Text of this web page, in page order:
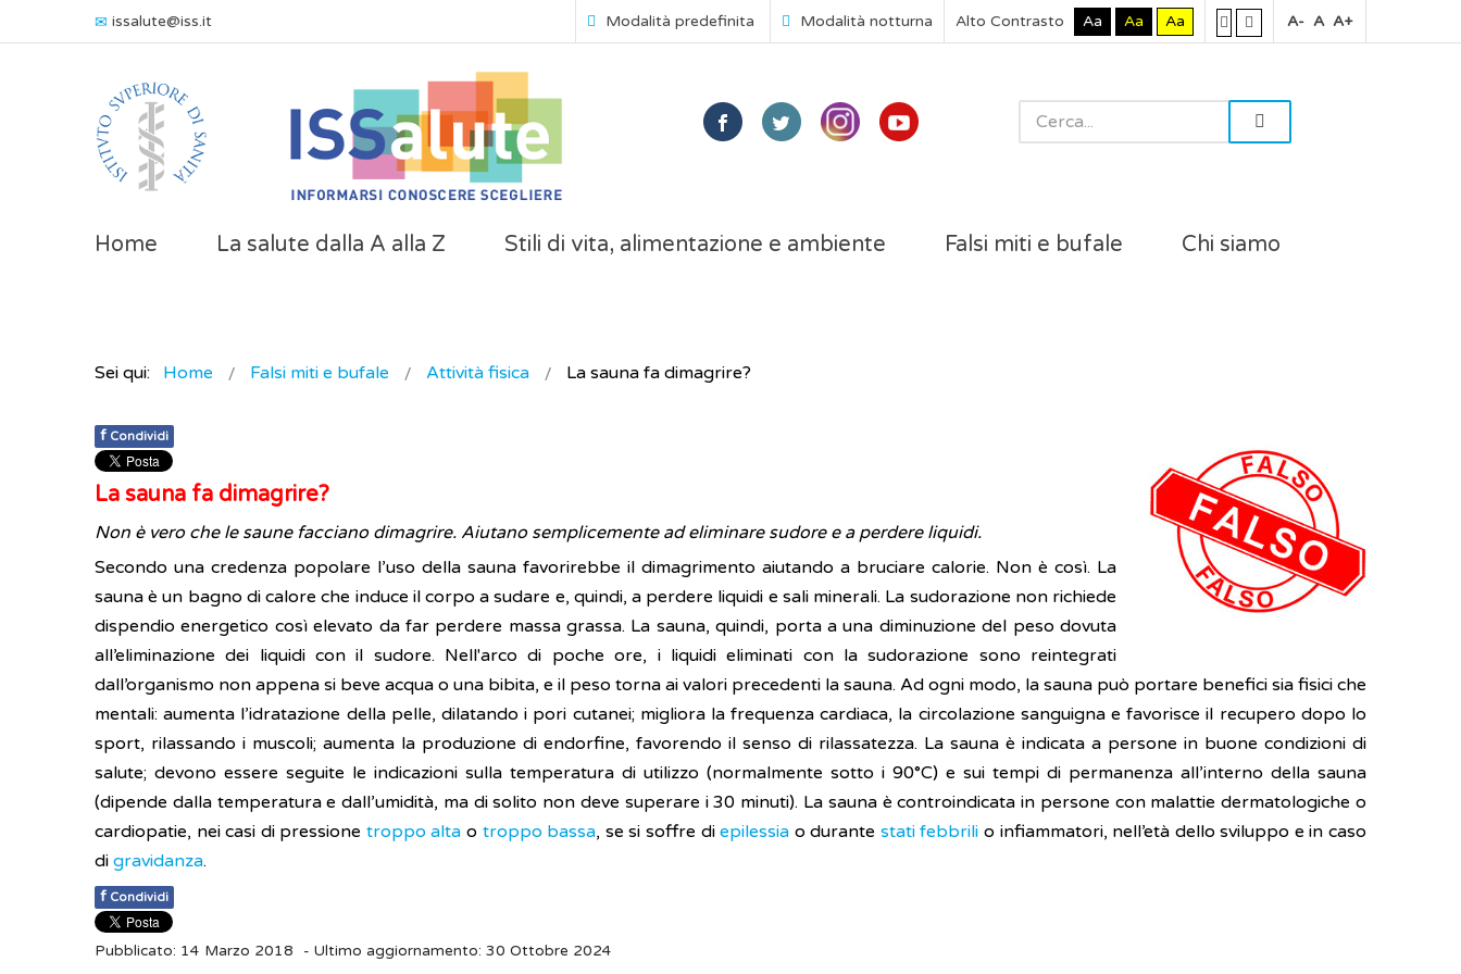
issalute@iss.it Modalità predefinita Modalità notturna Alto Contrasto Aa Aa Aa A- A A+
Home La salute dalla A alla Z Stili di vita, alimentazione e ambiente Falsi miti e bufale Chi siamo
Sei qui: Home Falsi miti e bufale Attività fisica La sauna fa dimagrire?
f Condividi
La sauna fa dimagrire?
Non è vero che le saune facciano dimagrire. Aiutano semplicemente ad eliminare sudore e a perdere liquidi.
Secondo una credenza popolare l’uso della sauna favorirebbe il dimagrimento aiutando a bruciare calorie. Non è così. La
sauna è un bagno di calore che induce il corpo a sudare e, quindi, a perdere liquidi e sali minerali. La sudorazione non richiede
dispendio energetico così elevato da far perdere massa grassa. La sauna, quindi, porta a una diminuzione del peso dovuta
all’eliminazione dei liquidi con il sudore. Nell'arco di poche ore, i liquidi eliminati con la sudorazione sono reintegrati
dall’organismo non appena si beve acqua o una bibita, e il peso torna ai valori precedenti la sauna. Ad ogni modo, la sauna può portare benefici sia fisici che
mentali: aumenta l’idratazione della pelle, dilatando i pori cutanei; migliora la frequenza cardiaca, la circolazione sanguigna e favorisce il recupero dopo lo
sport, rilassando i muscoli; aumenta la produzione di endorfine, favorendo il senso di rilassatezza. La sauna è indicata a persone in buone condizioni di
salute; devono essere seguite le indicazioni sulla temperatura di utilizzo (normalmente sotto i 90°C) e sui tempi di permanenza all’interno della sauna
(dipende dalla temperatura e dall’umidità, ma di solito non deve superare i 30 minuti). La sauna è controindicata in persone con malattie dermatologiche o
cardiopatie, nei casi di pressione troppo alta o troppo bassa, se si soffre diepilessia o durante stati febbrili o infiammatori, nell’età dello sviluppo e in caso
di gravidanza.
f Condividi
Pubblicato: 14 Marzo 2018 - Ultimo aggiornamento: 30 Ottobre 2024